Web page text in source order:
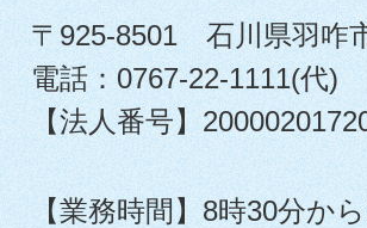
〒925-8501 石川県羽咋
電話：0767-22-1111(代)
【法人番号】
【業務時間】8時30分か